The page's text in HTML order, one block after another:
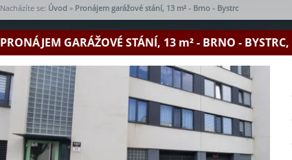
Nacházíte se: Úvod » Pronájem garážové stání, 13 m² - Brno - Bystrc
PRONÁJEM GARÁŽOVÉ STÁNÍ, 13 m²- BRNO -